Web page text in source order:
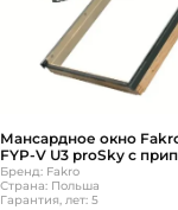
Мансардное окно
FYP-V U3 proSky с
осью открывания
Бренд: Fakro
Страна: Польша
Гарантия, лет: 5